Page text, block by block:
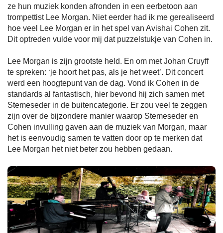
ze hun muziek konden afronden in een eerbetoon aan
trompettist Lee Morgan. Niet eerder had ik me gerealiseerd
hoe veel Lee Morgan er in het spel van Avishai Cohen zit.
Dit optreden vulde voor mij dat puzzelstukje van Cohen in.
Lee Morgan is zijn grootste held. En om met Johan Cruyff
te spreken: ‘je hoort het pas, als je het weet’. Dit concert
werd een hoogtepunt van de dag. Vond ik Cohen in de
standards al fantastisch, hier bevond hij zich samen met
Stemeseder in de buitencategorie. Er zou veel te zeggen
zijn over de bijzondere manier waarop Stemeseder en
Cohen invulling gaven aan de muziek van Morgan, maar
het is eenvoudig samen te vatten door op te merken dat
Lee Morgan het niet beter zou hebben gedaan.